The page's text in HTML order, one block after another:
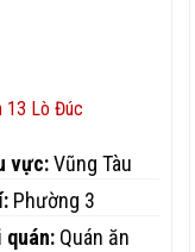
13 Lò Đúc
vực:Vũng Tàu
Phường 3
quán:Quán ăn